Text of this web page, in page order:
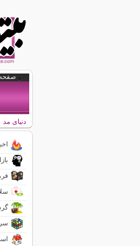
دنیای مد